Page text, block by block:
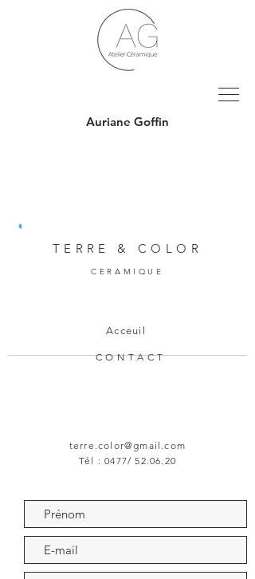
Auriane Goffin
TERRE & COLOR
CERAMIQUE
Acceuil
CONTACT
terre.color@gmail.com
Tél : 0477/ 52.06.20